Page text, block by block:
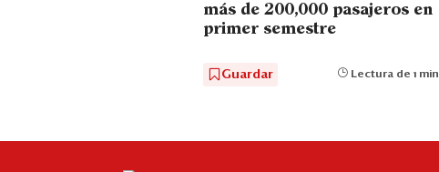
más de 200,000 pasajeros en
primer semestre
Guardar Lectura de 1 min